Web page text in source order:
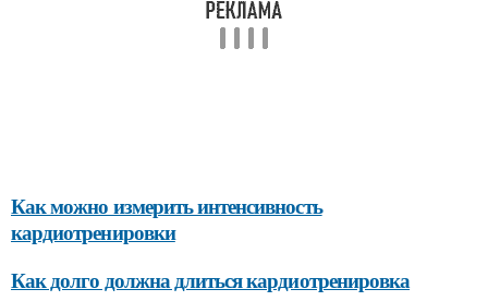
Как можно измерить интенсивность
кардиотренировки
Как долго должна длиться кардиотренировка